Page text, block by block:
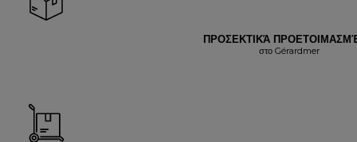
ΠΡΟΣΕΚΤΙΚΆ
στο Gérardmer